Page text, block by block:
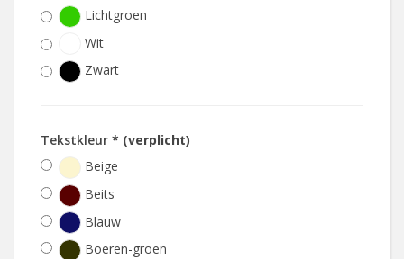
Lichtgroen
Wit
Zwart
Tekstkleur * (verplicht)
Beige
Beits
Blauw
Boeren-groen